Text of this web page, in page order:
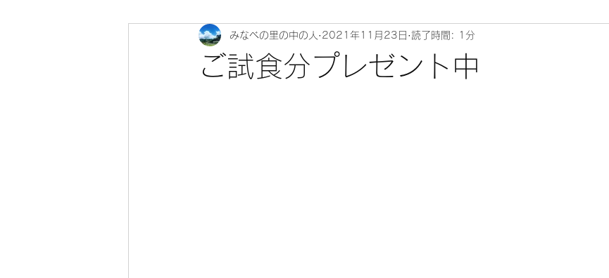
ご試食分プレゼント中
みなべの里の中の人 2021年11月23日 読了時間: 1分